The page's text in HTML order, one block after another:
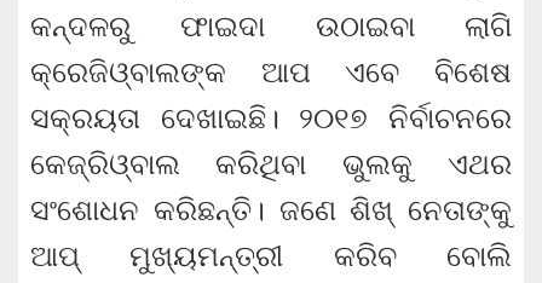
କନ୍ଦଳରୁ ଫାଇଦା ଉଠାଇବା ଲାଗି
କ୍ରେଜିଓ୍ବାଲଙ୍କ ଆପ ଏବେ ବିଶେଷ
ସକ୍ରୟତା ଦେଖାଇଛି। ୨୦୧୭ ନିର୍ବାଚନରେ
କେଜ୍ରିଓ୍ବାଲ କରିଥିବା ଭୁଲକୁ ଏଥର
ସଂଶୋଧନ କରିଛନ୍ତି। ଜଣେ ଶିଖ୍ ନେତାଙ୍କୁ
ଆପ୍ ମୁଖ୍ୟମନ୍ତ୍ରୀ କରିବ ବୋଲି